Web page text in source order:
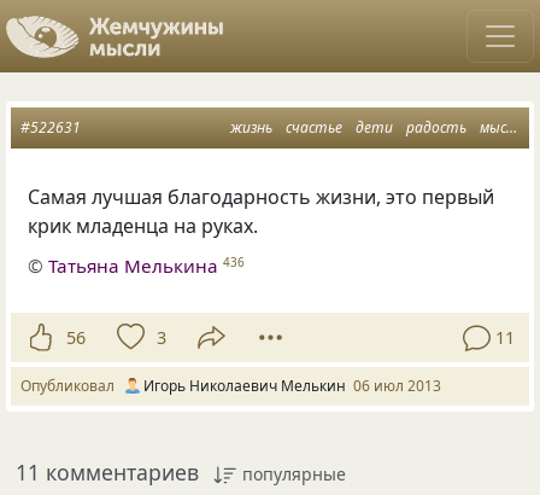
жизнь счастье дети радость мысли
#522631
Самая лучшая благодарность жизни, это первый
крик младенца на руках.
©Татьяна Мелькина 436
56 3 11
Опубликовал Игорь Николаевич Мелькин 06 июл 2013
11 комментариев популярные